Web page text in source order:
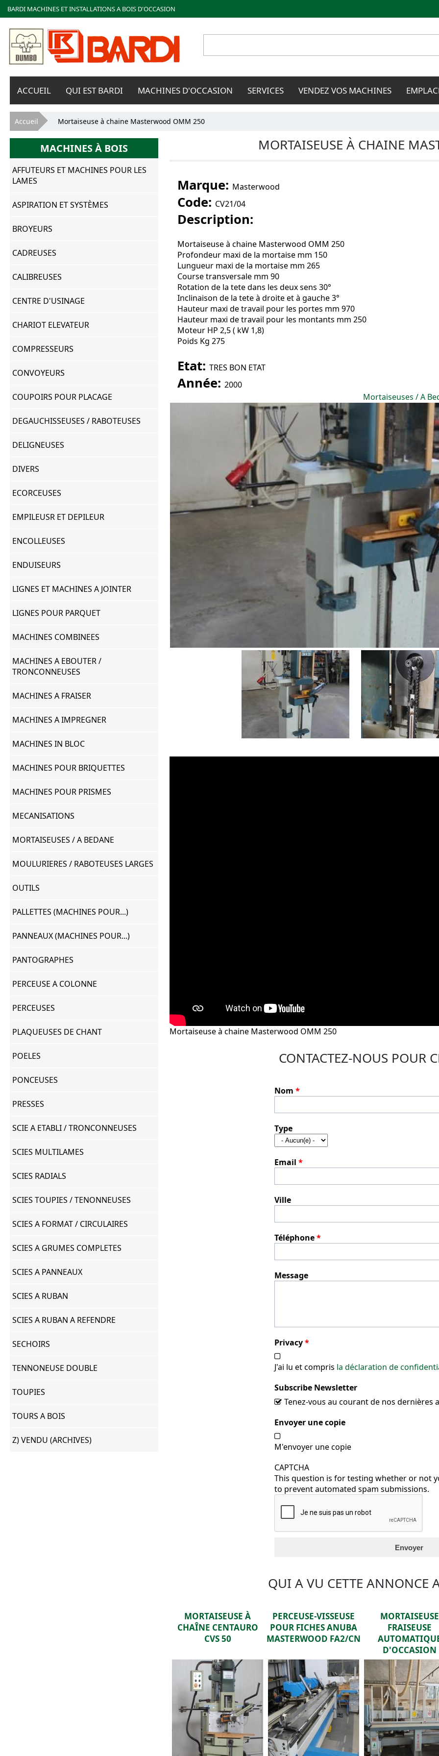
contenu
BARDI MACHINES ET INSTALLATIONS A BOIS D'OCCASION
Bardi
Macchine
ACCUEIL QUI EST BARDI MACHINES D'OCCASION SERVICES VENDEZ VOS MACHINES
Vous êtes ici
Accueil Mortaiseuse à chaine Masterwood OMM 250
MORTAISEUSE À CHAINE
Marque: Masterwood
Code: CV21/04
Description:
Mortaiseuse à chaine Masterwood OMM 250
Profondeur maxi de la mortaise mm 150
Lungueur maxi de la mortaise mm 265
Course transversale mm 90
Rotation de la tete dans les deux sens 30°
Inclinaison de la tete à droite et à gauche 3°
Hauteur maxi de travail pour les portes mm 970
Hauteur maxi de travail pour les montants mm 250
Moteur HP 2,5 ( kW 1,8)
Poids Kg 275
Etat:TRES BON ETAT
Année:2000
Mortaiseuses / A
Mortaiseuse à chaine Masterwood OMM 250
CONTACTEZ-NOUS POUR
Nom *
Type
Email *
Ville
Téléphone*
Message
Privacy*
J'ai lu et compris la déclaration de
Subscribe Newsletter
Tenez-vous au courant de nos dernières
Envoyer une copie
M'envoyer une copie
CAPTCHA
This question is for testing whether or not
to prevent automated spam submissions.
QUI A VU CETTE ANNONCE
MORTAISEUSE À
CHAÎNE CENTAURO
CVS 50
PERCEUSE-VISSEUSE
POUR FICHES ANUBA
MASTERWOOD FA2/CN
MORTAISEUSE
FRAISEUSE
D'OCCASION
MACHINES À BOIS
AFFUTEURS ET MACHINES POUR LES
LAMES
ASPIRATION ET SYSTÈMES
BROYEURS
CADREUSES
CALIBREUSES
CENTRE D'USINAGE
CHARIOT ELEVATEUR
COMPRESSEURS
CONVOYEURS
COUPOIRS POUR PLACAGE
DEGAUCHISSEUSES / RABOTEUSES
DELIGNEUSES
DIVERS
ECORCEUSES
EMPILEUSR ET DEPILEUR
ENCOLLEUSES
ENDUISEURS
LIGNES ET MACHINES A JOINTER
LIGNES POUR PARQUET
MACHINES COMBINEES
MACHINES A EBOUTER /
TRONCONNEUSES
MACHINES A FRAISER
MACHINES A IMPREGNER
MACHINES IN BLOC
MACHINES POUR BRIQUETTES
MACHINES POUR PRISMES
MECANISATIONS
MORTAISEUSES / A BEDANE
MOULURIERES / RABOTEUSES LARGES
OUTILS
PALLETTES (MACHINES POUR...)
PANNEAUX (MACHINES POUR...)
PANTOGRAPHES
PERCEUSE A COLONNE
PERCEUSES
PLAQUEUSES DE CHANT
POELES
PONCEUSES
PRESSES
SCIE A ETABLI / TRONCONNEUSES
SCIES MULTILAMES
SCIES RADIALS
SCIES TOUPIES / TENONNEUSES
SCIES A FORMAT / CIRCULAIRES
SCIES A GRUMES COMPLETES
SCIES A PANNEAUX
SCIES A RUBAN
SCIES A RUBAN A REFENDRE
SECHOIRS
TENNONEUSE DOUBLE
TOUPIES
TOURS A BOIS
Z) VENDU (ARCHIVES)